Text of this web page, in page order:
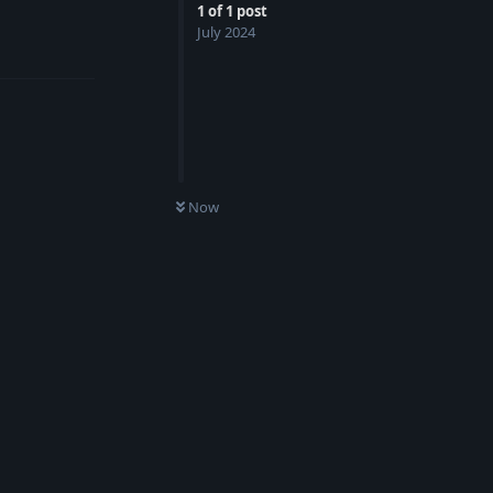
1 of1 post
July 2024
Now